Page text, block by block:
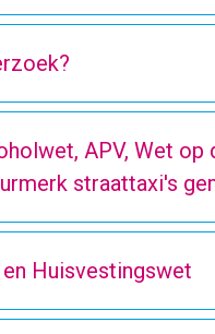
APV, Wet
straattaxi's
Huisvestingswet